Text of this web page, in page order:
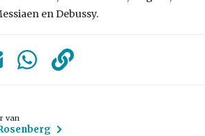
en Debussy.
van